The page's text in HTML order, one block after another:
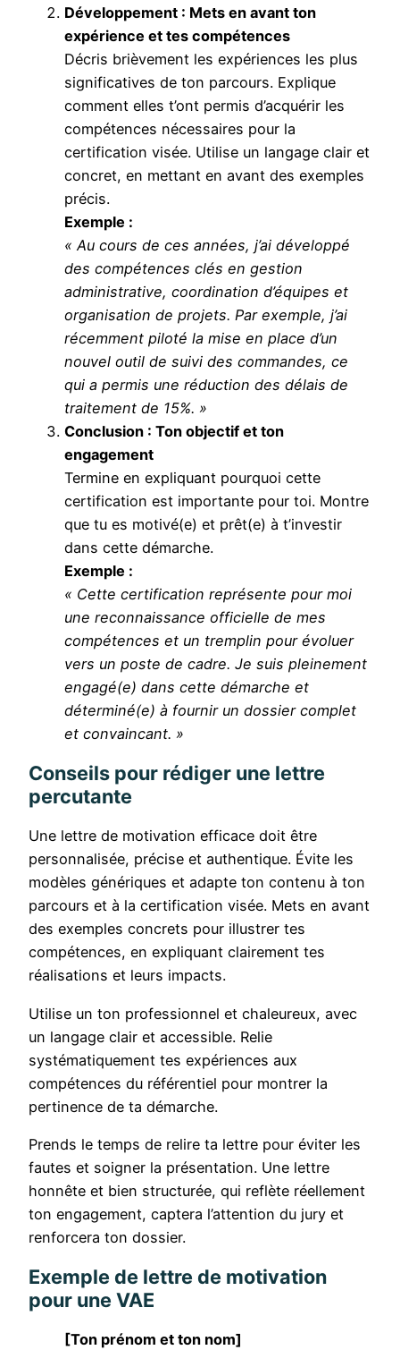
Développement : Mets en avant ton
expérience et tes compétences
Décris brièvement les expériences les plus
significatives de ton parcours. Explique
comment elles t’ont permis d’acquérir les
compétences nécessaires pour la
certification visée. Utilise un langage clair et
concret, en mettant en avant des exemples
précis.
Exemple :
« Au cours de ces années, j’ai développé
des compétences clés en gestion
administrative, coordination d’équipes et
organisation de projets. Par exemple, j’ai
récemment piloté la mise en place d’un
nouvel outil de suivi des commandes, ce
qui a permis une réduction des délais de
traitement de 15%. »
Conclusion : Ton objectif et ton
engagement
Termine en expliquant pourquoi cette
certification est importante pour toi. Montre
que tu es motivé(e) et prêt(e) à t’investir
dans cette démarche.
Exemple :
« Cette certification représente pour moi
une reconnaissance officielle de mes
compétences et un tremplin pour évoluer
vers un poste de cadre. Je suis pleinement
engagé(e) dans cette démarche et
déterminé(e) à fournir un dossier complet
et convaincant. »
Conseils pour rédiger une lettre
percutante
Une lettre de motivation efficace doit être
personnalisée, précise et authentique. Évite les
modèles génériques et adapte ton contenu à ton
parcours et à la certification visée. Mets en avant
des exemples concrets pour illustrer tes
compétences, en expliquant clairement tes
réalisations et leurs impacts.
Utilise un ton professionnel et chaleureux, avec
un langage clair et accessible. Relie
systématiquement tes expériences aux
compétences du référentiel pour montrer la
pertinence de ta démarche.
Prends le temps de relire ta lettre pour éviter les
fautes et soigner la présentation. Une lettre
honnête et bien structurée, qui reflète réellement
ton engagement, captera l’attention du jury et
renforcera ton dossier.
Exemple de lettre de motivation
pour une VAE
[Ton prénom et ton nom]